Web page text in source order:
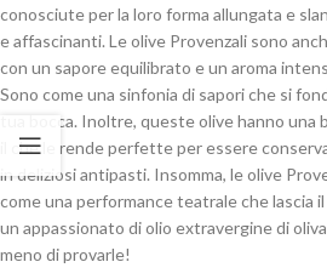
conosciute per la loro forma allungata e
e affascinanti. Le olive Provenzali sono
con un sapore equilibrato e un aroma
Sono come una sinfonia di sapori che si
tua bocca. Inoltre, queste olive hanno
il che le rende perfette per essere
in deliziosi antipasti. Insomma, le olive
come una performance teatrale che lascia
un appassionato di olio extravergine di
meno di provarle!